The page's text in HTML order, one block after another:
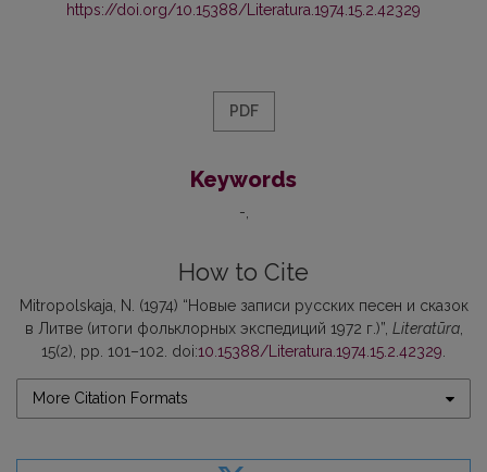
https://doi.org/10.15388/Literatura.1974.15.2.42329
PDF
Keywords
-
How to Cite
Mitropolskaja, N. (1974) “Новые записи русских песен и сказок
в Литве (итоги фольклорных экспедиций 1972 г.)”, Literatūra,
15(2), pp. 101–102. doi:10.15388/Literatura.1974.15.2.42329.
More Citation Formats